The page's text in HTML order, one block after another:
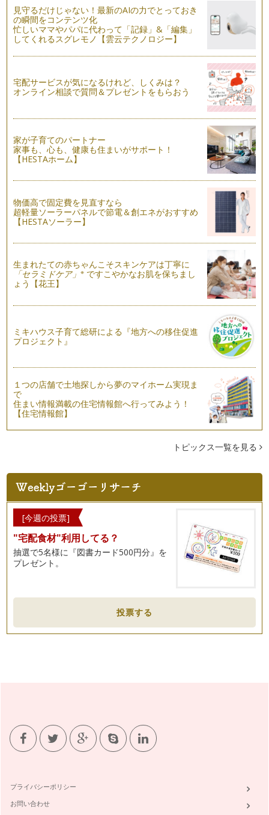
ピアノの楽しみ方「７４」体の支えをしっかりしよう
「ピアノを弾く」ということは、ピアノを指で奏でるというこ
とだけに捉われる方がもしかしたらほ…
今、子どもたちはとても忙しい中、ピアノを習っている、そん
ピアノの楽しみ方「７２」基本練習の大切さ
曲の練習はするけど、ハノンやツェルニーなどの基本教材をす
るのは嫌がりますというお悩み相談を…
ピアノの楽しみ方「７１」伴奏を楽しもう！！
ピアノを習っていると、学校でピアノの伴奏をする機会に恵ま
れることもあるかと思います。 …
ピアノの楽しみ方「７０」練習の習慣を身に付けるために
今回は、お子様が練習嫌いにならないためには、親として保護
者の皆様が何ができるかを少しお話し…
朝食の時、今日はリストのピアノ曲をメインに、「愛の夢」を
聴きながらトーストとコーヒーをいた…
ピアノの楽しみ方「６８」苦手なところを鍛えよう
ピアノを教えていくなかで、やはり私も悩むことも多々ござい
ます。例えば、シにフラット「シの音…
ピアノの楽しみ方「６７」練習する際の言葉がけ
それぞれの目標に向かって、ピアノのレッスンを受けてらっし
レッスンを受ける際に、練習をした曲を先生に聞いていただい
て、もっとより良い演奏へのアドバイ…
ピアノの楽しみ方「６５」スコアからのメッセージ
ピアノ学習者はまず音符を読めるように習うと思いますが、音
ピアノをするにあたって、私も幼少期より、ピアノを習いに行
きました。今も恩師とはお付き合いが…
ピアノの楽しみ方「６３」絆が生まれるとき
音楽を学ぶことは終わりのない旅に出るようなもので、そこに
は数多くの出会いがあります。 …
ピアノの楽しみ方「６２」室内楽を体験しよう！！
今年の発表会はソロもしくは連弾と日本をはじめ海外で室内楽
ピアノの楽しみ方「６１」譜読みをするうえで大切なこととは
ピアノを始めたばかりの生徒さんにとって一番難しいと感じる
こと多いのは、先生から出された宿題…
半だと思いますが、ピアノのレッスン…
ピアノの楽しみ方「５８」室内楽をみんなで楽しもう
ピアノの楽しみ方「５７」宿題の取り組み方を見直そう
ピアノや音楽を理解する、スコアを見て弾けるように、スコア
見守るだけじゃない！最新のAIの力でとっておき
の瞬間をコンテンツ化
忙しいママやパパに代わって「記録」&「編集」
してくれるスグレモノ【雲云テクノロジー】
宅配サービスが気になるけれど、しくみは？
オンライン相談で質問＆プレゼントをもらおう
家が子育てのパートナー
家事も、心も、健康も住まいがサポート！
【HESTAホーム】
物価高で固定費を見直すなら
超軽量ソーラーパネルで節電＆創エネがおすすめ
【HESTAソーラー】
生まれたての赤ちゃんこそスキンケアは丁寧に
「セラミドケア」※ ですこやかなお肌を保ちまし
ょう【花王】
ミキハウス子育て総研による『地方への移住促進
プロジェクト』
１つの店舗で土地探しから夢のマイホーム実現ま
で
住まい情報満載の住宅情報館へ行ってみよう！
【住宅情報館】
トピックス一覧を見る
[今週の投票]
"宅配食材"利用してる？
抽選で5名様に『図書カード500円分』を
プレゼント。
投票する
プライバシーポリシー
お問い合わせ